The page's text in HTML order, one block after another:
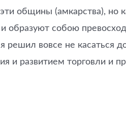
общины (амкарства), но
и образуют собою
вовсе не касаться
и развитием торговли и